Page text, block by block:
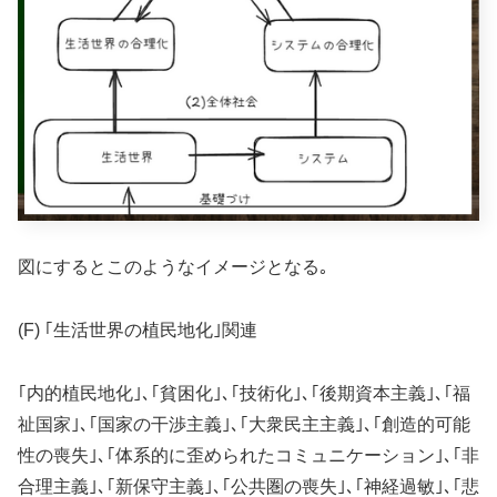
図にするとこのようなイメージとなる｡
(F) ｢生活世界の植民地化｣関連
｢内的植民地化｣､｢貧困化｣､｢技術化｣､｢後期資本主義｣､｢福
祉国家｣､｢国家の干渉主義｣､｢大衆民主主義｣､｢創造的可能
性の喪失｣､｢体系的に歪められたコミュニケーション｣､｢非
合理主義｣､｢新保守主義｣､｢公共圏の喪失｣､｢神経過敏｣､｢悲